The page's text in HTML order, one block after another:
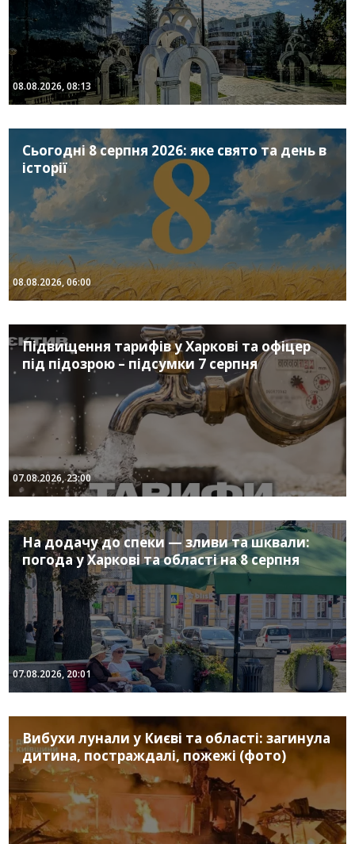
08.08.2026, 08:13
Сьогодні 8 серпня 2026: яке свято та день в
історії
08.08.2026, 06:00
Підвищення тарифів у Харкові та офіцер
під підозрою – підсумки 7 серпня
07.08.2026, 23:00
На додачу до спеки — зливи та шквали:
погода у Харкові та області на 8 серпня
07.08.2026, 20:01
Вибухи лунали у Києві та області: загинула
дитина, постраждалі, пожежі (фото)